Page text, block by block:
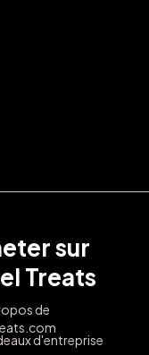
sur
Treats
de
d'entreprise